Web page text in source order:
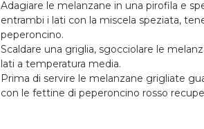
Adagiare le melanzane in una pirofila e
entrambi i lati con la miscela speziata,
peperoncino.
Scaldare una griglia, sgocciolare le
lati a temperatura media.
Prima di servire le melanzane grigliate
con le fettine di peperoncino rosso